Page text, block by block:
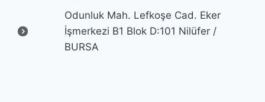
Odunluk Mah. Lefkoşe Cad. Eker
İşmerkezi B1 Blok D:101 Nilüfer /
BURSA